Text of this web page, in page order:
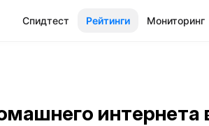
Спидтест Рейтинги Мониторинг
интернета